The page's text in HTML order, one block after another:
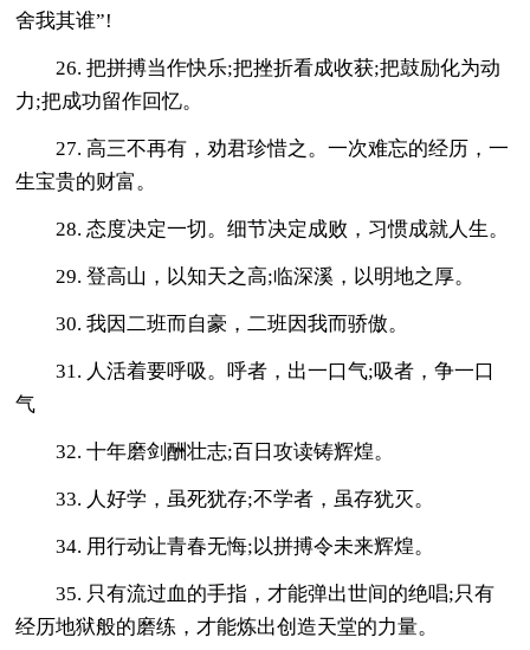
舍我其谁”!
26. 把拼搏当作快乐;把挫折看成收获;把鼓励化为动
力;把成功留作回忆。
27. 高三不再有，劝君珍惜之。一次难忘的经历，一
生宝贵的财富。
28. 态度决定一切。细节决定成败，习惯成就人生。
29. 登高山，以知天之高;临深溪，以明地之厚。
30. 我因二班而自豪，二班因我而骄傲。
31. 人活着要呼吸。呼者，出一口气;吸者，争一口
气
32. 十年磨剑酬壮志;百日攻读铸辉煌。
33. 人好学，虽死犹存;不学者，虽存犹灭。
34. 用行动让青春无悔;以拼搏令未来辉煌。
35. 只有流过血的手指，才能弹出世间的绝唱;只有
经历地狱般的磨练，才能炼出创造天堂的力量。